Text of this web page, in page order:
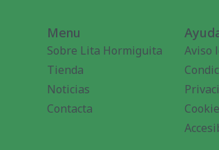
Menu
Sobre Lita Hormiguita
Tienda
Noticias
Contacta
Aviso